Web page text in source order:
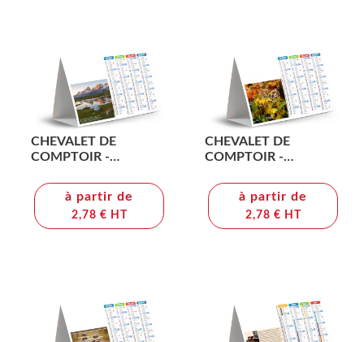
CHEVALET DE
COMPTOIR -
QUADRI
à partir de
2,78 € HT
CHEVALET DE
COMPTOIR -
QUADRI
à partir de
2,78 € HT